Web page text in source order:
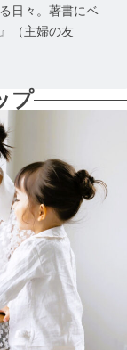
日々。著書にベ
（主婦の友
プ